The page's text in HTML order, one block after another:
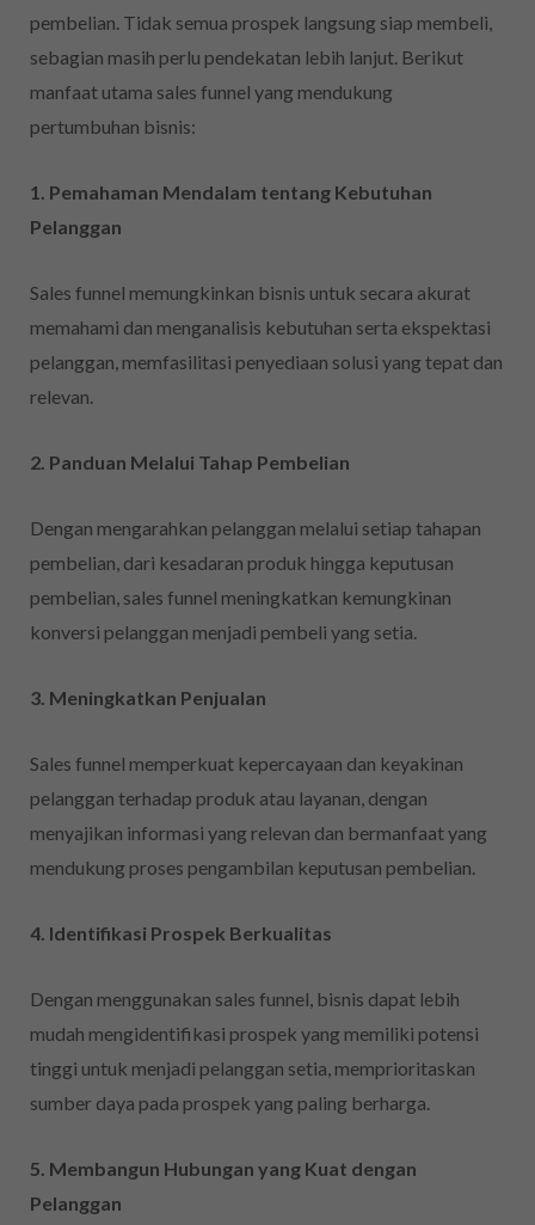
pembelian. Tidak semua prospek langsung siap membeli,
sebagian masih perlu pendekatan lebih lanjut. Berikut
manfaat utama sales funnel yang mendukung
pertumbuhan bisnis:
1. Pemahaman Mendalam tentang Kebutuhan
Pelanggan
Sales funnel memungkinkan bisnis untuk secara akurat
memahami dan menganalisis kebutuhan serta ekspektasi
pelanggan, memfasilitasi penyediaan solusi yang tepat dan
relevan.
2. Panduan Melalui Tahap Pembelian
Dengan mengarahkan pelanggan melalui setiap tahapan
pembelian, dari kesadaran produk hingga keputusan
pembelian, sales funnel meningkatkan kemungkinan
konversi pelanggan menjadi pembeli yang setia.
3. Meningkatkan Penjualan
Sales funnel memperkuat kepercayaan dan keyakinan
pelanggan terhadap produk atau layanan, dengan
menyajikan informasi yang relevan dan bermanfaat yang
mendukung proses pengambilan keputusan pembelian.
4. Identifikasi Prospek Berkualitas
Dengan menggunakan sales funnel, bisnis dapat lebih
mudah mengidentifikasi prospek yang memiliki potensi
tinggi untuk menjadi pelanggan setia, memprioritaskan
sumber daya pada prospek yang paling berharga.
5. Membangun Hubungan yang Kuat dengan
Pelanggan